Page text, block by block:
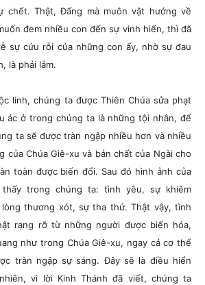
chết. Thật, Đấng mà muôn vật hướng về
đem nhiều con đến sự vinh hiển, thì đã
sự cứu rỗi của những con ấy, nhờ sự đau
là phải lắm.
linh, chúng ta được Thiên Chúa sửa phạt
ác ở trong chúng ta là những tội nhân, để
ta sẽ được tràn ngập nhiều hơn và nhiều
của Chúa Giê-xu và bản chất của Ngài cho
toàn được biến đổi. Sau đó hình ảnh của
trong chúng ta: tình yêu, sự khiêm
thương xót, sự tha thứ. Thật vậy, tình
rạng rỡ từ những người được biến hóa,
như trong Chúa Giê-xu, ngay cả cơ thể
tràn ngập sự sáng. Đây sẽ là điều hiển
vì lời Kinh Thánh đã viết, chúng ta